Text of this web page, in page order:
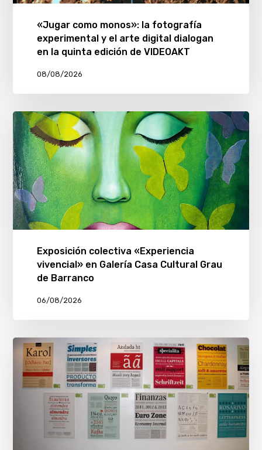
«Jugar como monos»: la fotografía
experimental y el arte digital dialogan
en la quinta edición de VIDEOAKT
08/08/2026
Exposición colectiva «Experiencia
vivencial» en Galería Casa Cultural Grau
de Barranco
06/08/2026